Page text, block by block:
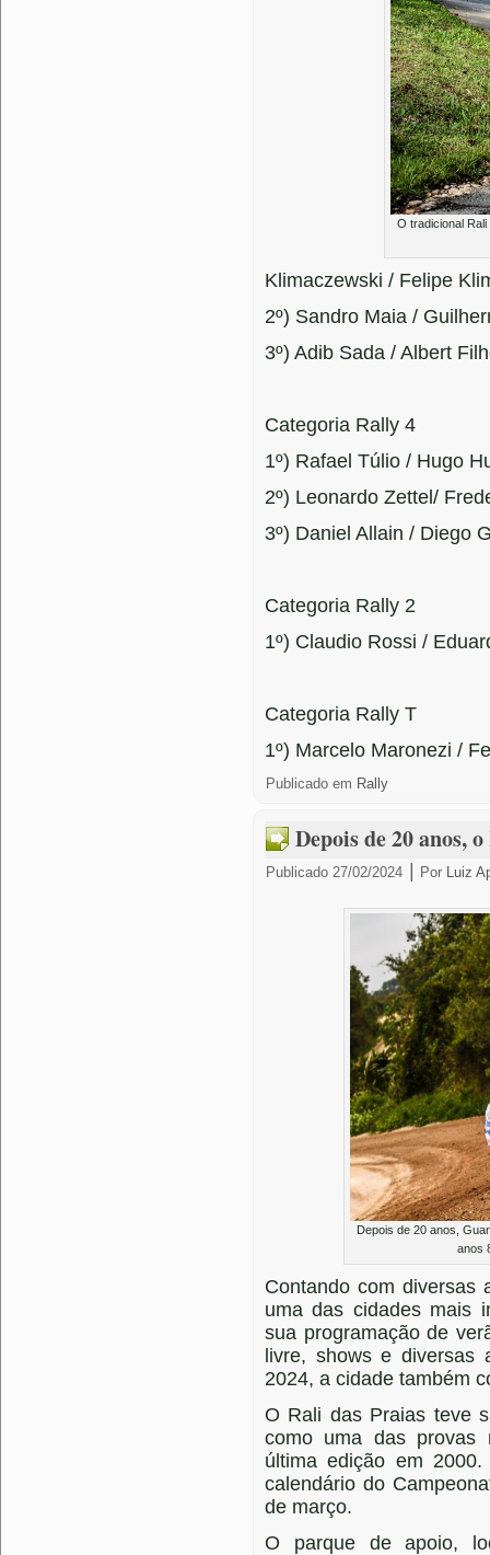
O tradicional
Klimaczewski / Felipe
2º) Sandro Maia /
3º) Adib Sada / Albert
Categoria Rally 4
1º) Rafael Túlio / Hugo
2º) Leonardo Zettel/
3º) Daniel Allain / Diego
Categoria Rally 2
1º) Claudio Rossi /
Categoria Rally T
1º) Marcelo Maronezi /
Publicado em Rally
Depois de 20 anos,
Publicado 27/02/2024 Por Luiz
Depois de 20 anos,
anos
Contando com diversas
uma das cidades mais
sua programação de
livre, shows e diversas
2024, a cidade também
O Rali das Praias teve
como uma das provas
última edição em
calendário do
de março.
O parque de apoio,